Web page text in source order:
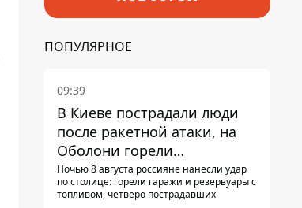
ПОПУЛЯРНОЕ
09:39
В Киеве пострадали люди
после ракетной атаки, на
Оболони горели
резервуары с топливом
Ночью 8 августа россияне нанесли удар
по столице: горели гаражи и резервуары с
топливом, четверо пострадавших